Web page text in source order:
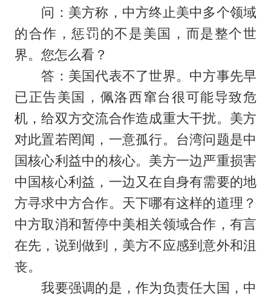
问：美方称，中方终止美中多个领域
的合作，惩罚的不是美国，而是整个世
界。您怎么看？
答：美国代表不了世界。中方事先早
已正告美国，佩洛西窜台很可能导致危
机，给双方交流合作造成重大干扰。美方
对此置若罔闻，一意孤行。台湾问题是中
国核心利益中的核心。美方一边严重损害
中国核心利益，一边又在自身有需要的地
方寻求中方合作。天下哪有这样的道理？
中方取消和暂停中美相关领域合作，有言
在先，说到做到，美方不应感到意外和沮
丧。
我要强调的是，作为负责任大国，中